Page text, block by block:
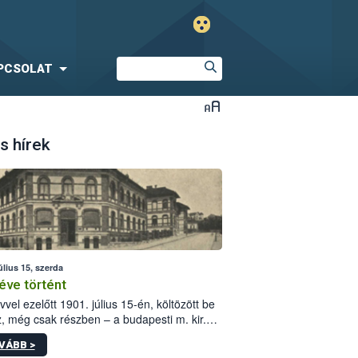
hírek
15, szerda
történt
ezelőtt 1901. július 15-én, költözött be
még csak részben – a budapesti m. kir.
állomás a Kis Rókus utca
alatti, Czigler Győző által tervezett új
>